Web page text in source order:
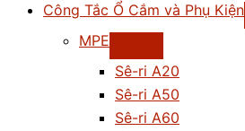
Công Tắc Ổ Cắm và Phụ Kiện
MPE
Sê-ri A20
Sê-ri A50
Sê-ri A60